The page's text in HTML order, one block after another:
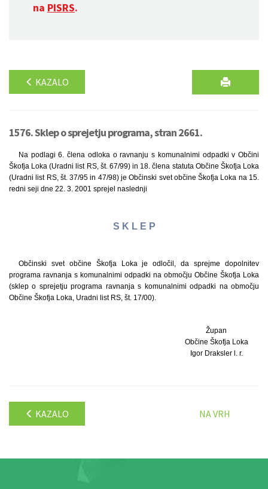
na PISRS.
KAZALO
1576. Sklep o sprejetju programa, stran 2661.
Na podlagi 6. člena odloka o ravnanju s komunalnimi odpadki v Občini
Škofja Loka (Uradni list RS, št. 67/99) in 18. člena statuta Občine Škofja Loka
(Uradni list RS, št. 37/95 in 47/98) je Občinski svet občine Škofja Loka na 15.
redni seji dne 22. 3. 2001 sprejel naslednji
S K L E P
Občinski svet občine Škofja Loka je odločil, da sprejme dopolnitev
programa ravnanja s komunalnimi odpadki na območju Občine Škofja Loka
(sklep o sprejetju programa ravnanja s komunalnimi odpadki na območju
Občine Škofja Loka, Uradni list RS, št. 17/00).
Župan
Občine Škofja Loka
Igor Draksler l. r.
KAZALO NA VRH